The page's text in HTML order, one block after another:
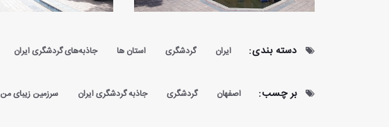
دسته بندی: ایران گردشگری استان ها جاذبه‌های گردشگری ایران
بر چسب: اصفهان گردشگری جاذبه گردشگری ایران سرزمین زیبای من